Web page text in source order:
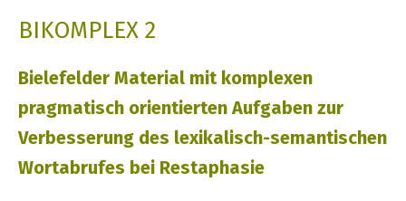
BIKOMPLEX 2
Bielefelder Material mit komplexen
pragmatisch orientierten Aufgaben zur
Verbesserung des lexikalisch-semantischen
Wortabrufes bei Restaphasie